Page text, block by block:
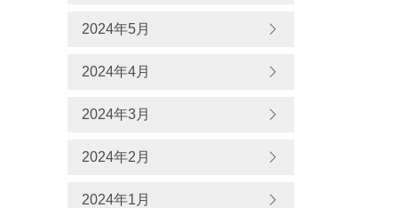
2024年5月
2024年4月
2024年3月
2024年2月
2024年1月